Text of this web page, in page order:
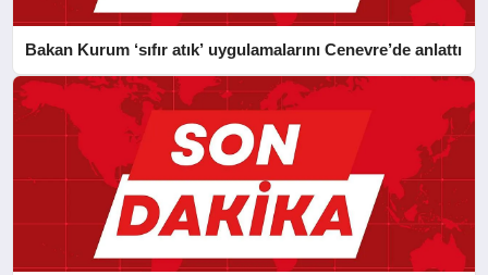
Bakan Kurum ‘sıfır atık’ uygulamalarını Cenevre’de anlattı